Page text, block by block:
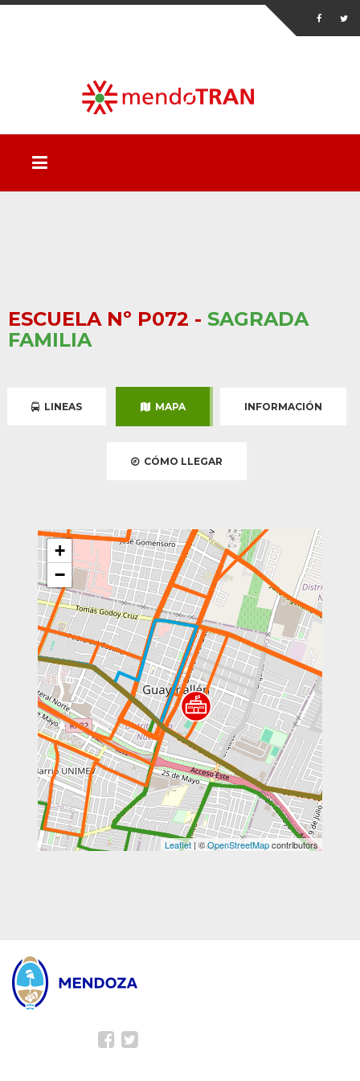
ESCUELA Nº P072 - SAGRADA
FAMILIA
LINEAS MAPA INFORMACIÓN
CÓMO LLEGAR
+
−
Leaflet | ©OpenStreetMapcontributors